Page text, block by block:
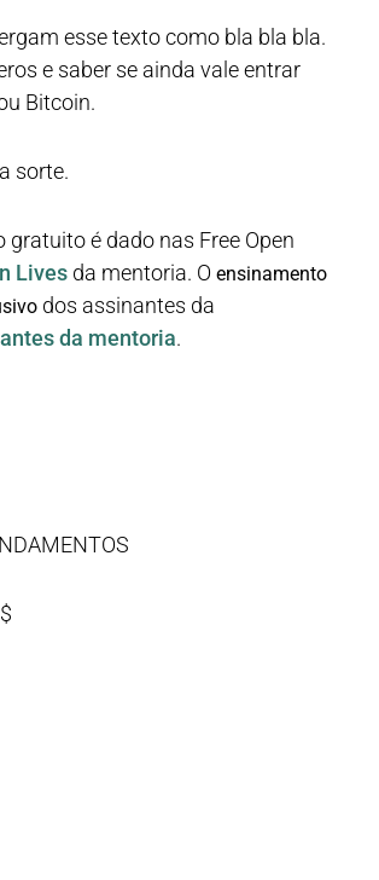
esse texto como bla bla bla.
e saber se ainda vale entrar
Bitcoin.
sorte.
gratuito é dado nas Free Open
Lives da mentoria. O ensinamento
dos assinantes da
da mentoria.